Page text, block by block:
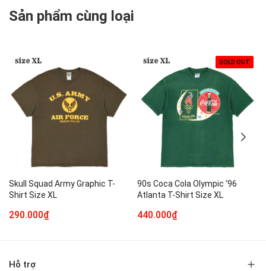
Sản phẩm cùng loại
Skull Squad Army Graphic T-
Shirt Size XL
290.000₫
SOLD OUT
90s Coca Cola Olympic ‘96
Atlanta T-Shirt Size XL
440.000₫
Hỗ trợ